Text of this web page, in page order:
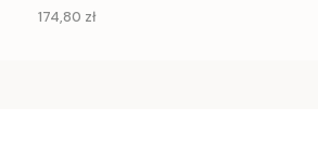
Cena
174,80 zł